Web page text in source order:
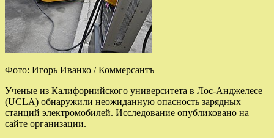
Фото: Игорь Иванко / Коммерсантъ
Ученые из Калифорнийского университета в Лос-Анджелесе
(UCLA) обнаружили неожиданную опасность зарядных
станций электромобилей. Исследование опубликовано на
сайте организации.